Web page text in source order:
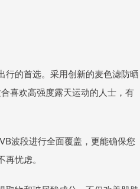
行的首选。采用创新的麦色滤防晒
喜欢高强度露天运动的人士，有
波段进行全面覆盖，更能确保您
忧虑。